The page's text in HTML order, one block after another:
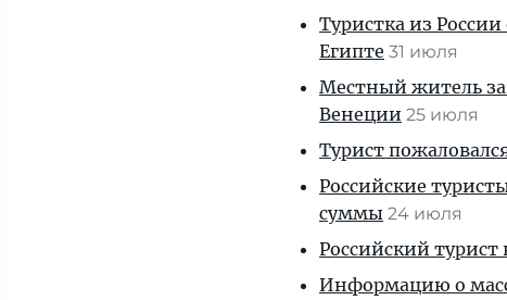
Туристка из России
Египте 31 июля
Местный житель
Венеции 25 июля
Турист
Российские
суммы 24 июля
Российский турист
Информацию о